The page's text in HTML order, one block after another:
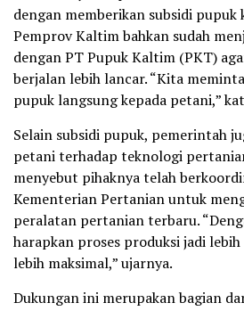
dengan memberikan subsidi pupuk
Pemprov Kaltim bahkan sudah
dengan PT Pupuk Kaltim (PKT)
berjalan lebih lancar. “Kita
pupuk langsung kepada petani,”
Selain subsidi pupuk, pemerintah
petani terhadap teknologi
menyebut pihaknya telah
Kementerian Pertanian untuk
peralatan pertanian terbaru.
harapkan proses produksi jadi
lebih maksimal,” ujarnya.
Dukungan ini merupakan bagian